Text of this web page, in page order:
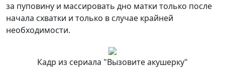
за пуповину и массировать дно матки только после
начала схватки и только в случае крайней
необходимости.
Кадр из сериала "Вызовите акушерку"